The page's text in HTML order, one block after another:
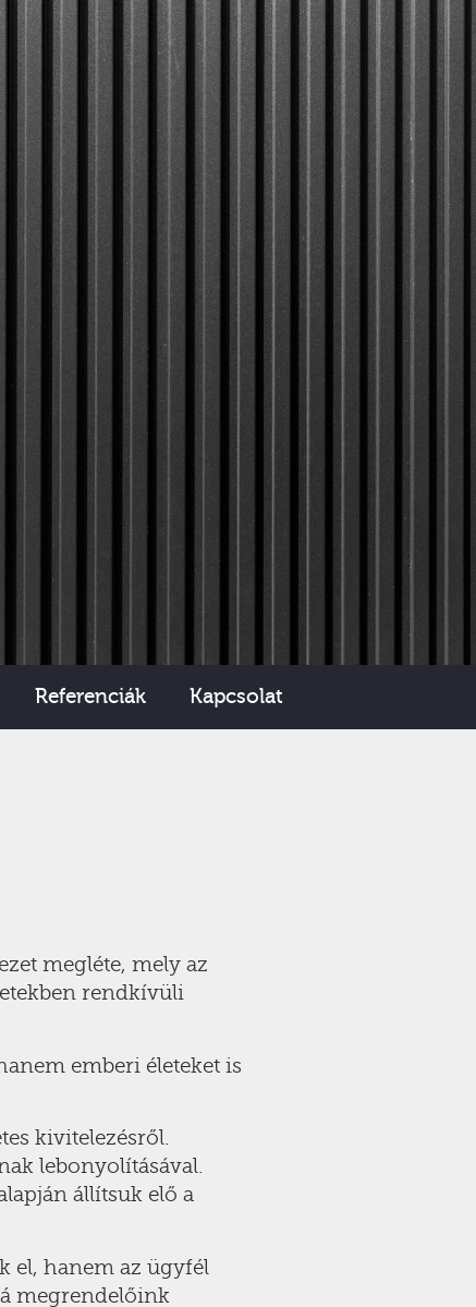
Referenciák Kapcsolat
megléte, mely az
rendkívüli
emberi életeket is
kivitelezésről.
lebonyolításával.
állítsuk elő a
el, hanem az ügyfél
megrendelőink